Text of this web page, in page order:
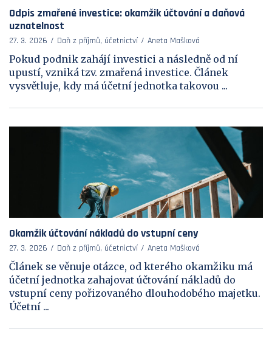
Odpis zmařené investice: okamžik účtování a daňová
uznatelnost
27. 3. 2026 Daň z příjmů, účetnictví Aneta Mašková
Pokud podnik zahájí investici a následně od ní
upustí, vzniká tzv. zmařená investice. Článek
vysvětluje, kdy má účetní jednotka takovou ...
Okamžik účtování nákladů do vstupní ceny
27. 3. 2026 Daň z příjmů, účetnictví Aneta Mašková
Článek se věnuje otázce, od kterého okamžiku má
účetní jednotka zahajovat účtování nákladů do
vstupní ceny pořizovaného dlouhodobého majetku.
Účetní ...